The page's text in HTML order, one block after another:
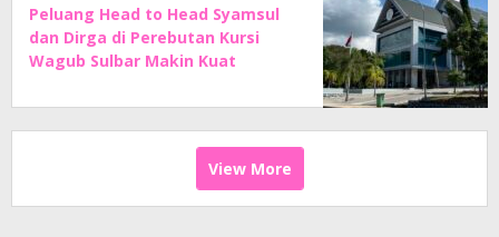
Peluang Head to Head Syamsul
dan Dirga di Perebutan Kursi
Wagub Sulbar Makin Kuat
View More